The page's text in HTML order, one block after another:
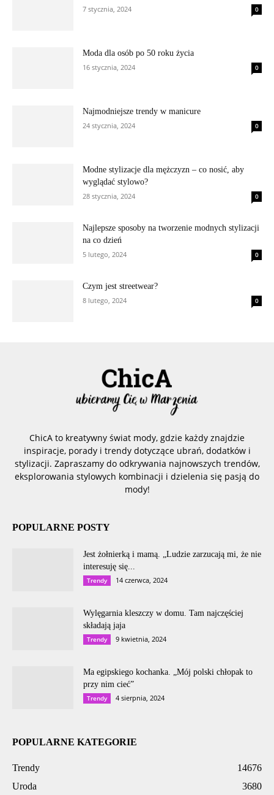
7 stycznia, 2024
0
Moda dla osób po 50 roku życia
16 stycznia, 2024
0
Najmodniejsze trendy w manicure
24 stycznia, 2024
0
Modne stylizacje dla mężczyzn – co nosić, aby
wyglądać stylowo?
28 stycznia, 2024
0
Najlepsze sposoby na tworzenie modnych stylizacji
na co dzień
5 lutego, 2024
0
Czym jest streetwear?
8 lutego, 2024
0
ChicA to kreatywny świat mody, gdzie każdy znajdzie
inspiracje, porady i trendy dotyczące ubrań, dodatków i
stylizacji. Zapraszamy do odkrywania najnowszych trendów,
eksplorowania stylowych kombinacji i dzielenia się pasją do
mody!
POPULARNE POSTY
Jest żołnierką i mamą. „Ludzie zarzucają mi, że nie
interesuję się...
Trendy 14 czerwca, 2024
Wylęgarnia kleszczy w domu. Tam najczęściej
składają jaja
Trendy 9 kwietnia, 2024
Ma egipskiego kochanka. „Mój polski chłopak to
przy nim cieć”
Trendy 4 sierpnia, 2024
POPULARNE KATEGORIE
Trendy
14676
Uroda
3680